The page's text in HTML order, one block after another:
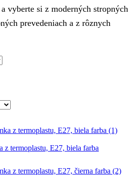
vyberte si z moderných stropných
prevedeniach a z rôznych
z termoplastu, E27, biela farba